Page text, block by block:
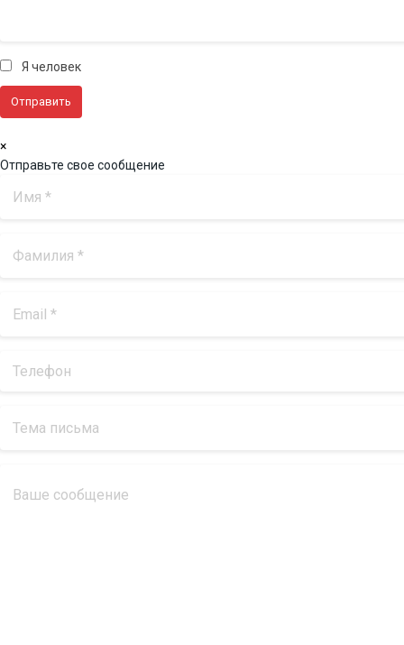
Я человек
×
Отправьте свое сообщение